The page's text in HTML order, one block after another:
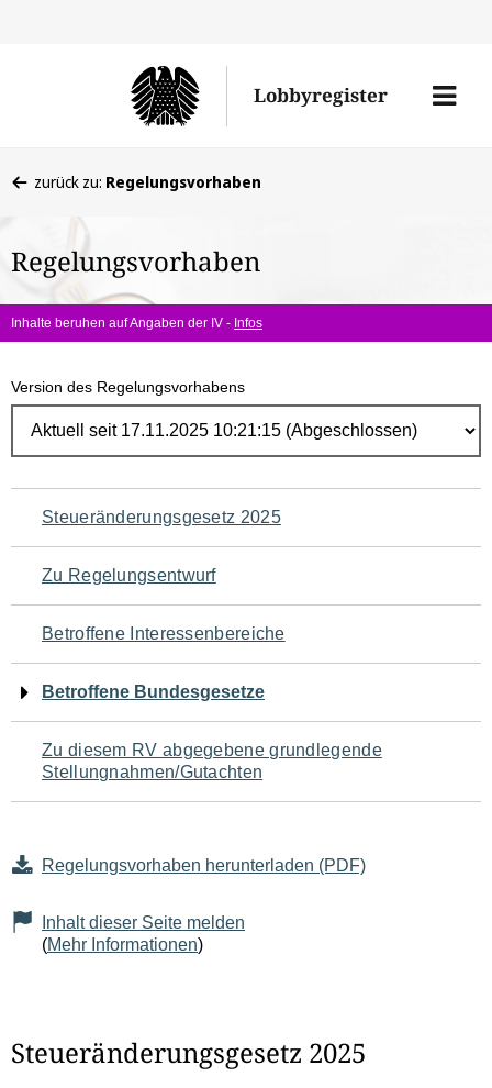
Lobbyregister
Menü
befinden
hier:
zurück zu: Regelungsvorhaben
Regelungsvorhaben
Inhalte beruhen auf Angaben der IV - Infos
Version des Regelungsvorhabens
Navigation
für
den
Seiteninhalt
Steueränderungsgesetz 2025
Zu Regelungsentwurf
Betroffene Interessenbereiche
Betroffene Bundesgesetze
Zu diesem RV abgegebene grundlegende
Stellungnahmen/Gutachten
Regelungsvorhaben herunterladen (PDF)
Inhalt dieser Seite melden
(Mehr Informationen)
Steueränderungsgesetz 2025